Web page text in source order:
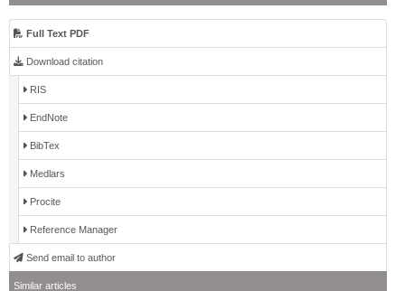
Full Text PDF
Download citation
RIS
EndNote
BibTex
Medlars
Procite
Reference Manager
Send email to author
Similar articles